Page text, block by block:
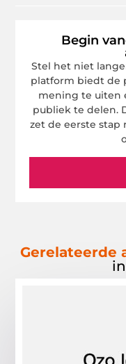
Begin
Stel het niet
platform biedt de
mening te uiten
publiek te delen.
zet de eerste
Gerelateerde